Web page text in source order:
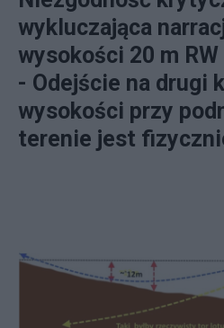
wykluczająca
wysokości 20 m RW
- Odejście na drugi
wysokości przy
terenie jest